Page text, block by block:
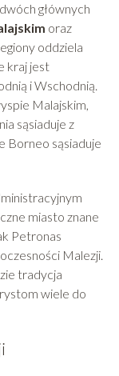
głównych
oraz
oddziela
kraj jest
i Wschodnią.
Malajskim,
sąsiaduje z
Borneo sąsiaduje
miasto znane
Petronas
Malezji.
tradycja
wiele do